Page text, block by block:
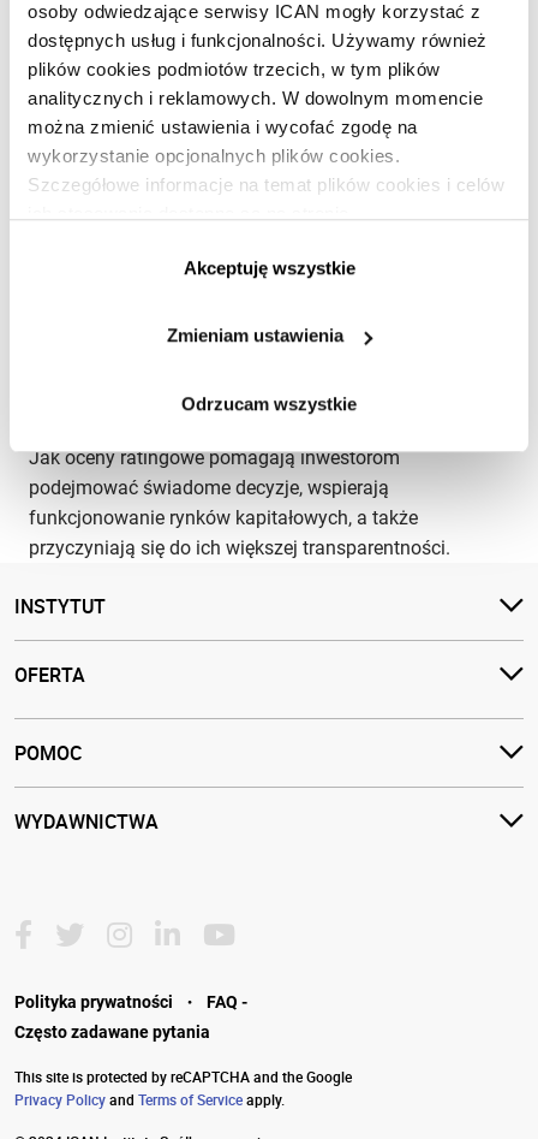
osoby odwiedzające serwisy ICAN mogły korzystać z
dostępnych usług i funkcjonalności. Używamy również
plików cookies podmiotów trzecich, w tym plików
analitycznych i reklamowych. W dowolnym momencie
można zmienić ustawienia i wycofać zgodę na
wykorzystanie opcjonalnych plików cookies.
Szczegółowe informacje na temat plików cookies i celów
Akceptuję wszystkie
Zmieniam ustawienia
Odrzucam wszystkie
Świadectwo wiarygodności
, Paweł Kubisiak PL
Jak oceny ratingowe pomagają inwestorom
podejmować świadome decyzje, wspierają
funkcjonowanie rynków kapitałowych, a także
przyczyniają się do ich większej transparentności.
INSTYTUT
OFERTA
POMOC
WYDAWNICTWA
Polityka prywatności ·
FAQ -
Często zadawane pytania
This site is protected by reCAPTCHA and the Google
Privacy Policyand Terms of Serviceapply.